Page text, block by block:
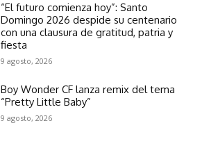
“El futuro comienza hoy”: Santo
Domingo 2026 despide su centenario
con una clausura de gratitud, patria y
fiesta
9 agosto, 2026
Boy Wonder CF lanza remix del tema
“Pretty Little Baby”
9 agosto, 2026